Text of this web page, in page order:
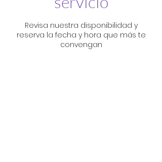
Revisa nuestra disponibilidad y
reserva la fecha y hora que más te
convengan